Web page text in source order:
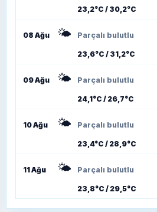
23,2°C / 30,2°C
08 Ağu 🌤️ Parçalı bulutlu
23,6°C / 31,2°C
09 Ağu 🌤️ Parçalı bulutlu
24,1°C / 26,7°C
10 Ağu 🌤️ Parçalı bulutlu
23,4°C / 28,9°C
11 Ağu 🌤️ Parçalı bulutlu
23,8°C / 29,5°C